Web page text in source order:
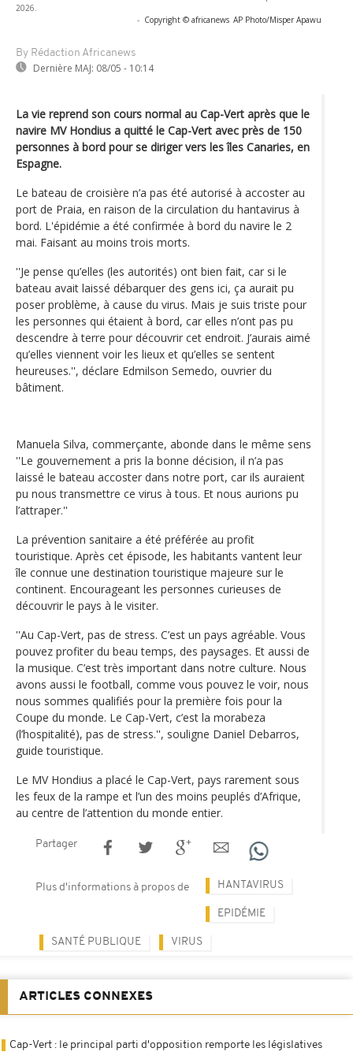
2026.
- Copyright © africanews AP Photo/Misper Apawu
By Rédaction Africanews
Dernière MAJ: 08/05 - 10:14
La vie reprend son cours normal au Cap-Vert après que le
navire MV Hondius a quitté le Cap-Vert avec près de 150
personnes à bord pour se diriger vers les îles Canaries, en
Espagne.
Le bateau de croisière n’a pas été autorisé à accoster au
port de Praia, en raison de la circulation du hantavirus à
bord. L'épidémie a été confirmée à bord du navire le 2
mai. Faisant au moins trois morts.
''Je pense qu’elles (les autorités) ont bien fait, car si le
bateau avait laissé débarquer des gens ici, ça aurait pu
poser problème, à cause du virus. Mais je suis triste pour
les personnes qui étaient à bord, car elles n’ont pas pu
descendre à terre pour découvrir cet endroit. J’aurais aimé
qu’elles viennent voir les lieux et qu’elles se sentent
heureuses.'', déclare Edmilson Semedo, ouvrier du
bâtiment.
Manuela Silva, commerçante, abonde dans le même sens
''Le gouvernement a pris la bonne décision, il n’a pas
laissé le bateau accoster dans notre port, car ils auraient
pu nous transmettre ce virus à tous. Et nous aurions pu
l’attraper.''
La prévention sanitaire a été préférée au profit
touristique. Après cet épisode, les habitants vantent leur
île connue une destination touristique majeure sur le
continent. Encourageant les personnes curieuses de
découvrir le pays à le visiter.
''Au Cap-Vert, pas de stress. C’est un pays agréable. Vous
pouvez profiter du beau temps, des paysages. Et aussi de
la musique. C’est très important dans notre culture. Nous
avons aussi le football, comme vous pouvez le voir, nous
nous sommes qualifiés pour la première fois pour la
Coupe du monde. Le Cap-Vert, c’est la morabeza
(l’hospitalité), pas de stress.'', souligne Daniel Debarros,
guide touristique.
Le MV Hondius a placé le Cap-Vert, pays rarement sous
les feux de la rampe et l’un des moins peuplés d’Afrique,
au centre de l’attention du monde entier.
Partager
Plus d'informations à propos de HANTAVIRUS
EPIDÉMIE
SANTÉ PUBLIQUE VIRUS
ARTICLES CONNEXES
Cap-Vert : le principal parti d'opposition remporte les législatives